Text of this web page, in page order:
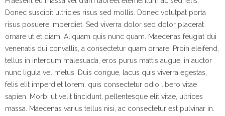
Donec suscipit ultricies risus sed mollis. Donec volutpat porta
risus posuere imperdiet. Sed viverra dolor sed dolor placerat
ornare ut et diam. Aliquam quis nunc quam. Maecenas feugiat dui
venenatis dui convallis, a consectetur quam ornare. Proin eleifend,
tellus in interdum malesuada, eros purus mattis augue, in auctor
nunc ligula vel metus. Duis congue, lacus quis viverra egestas,
felis elit imperdiet lorem, quis consectetur odio libero vitae
sapien. Morbi ut velit tincidunt, pellentesque elit vitae, ultrices
massa. Maecenas varius tellus nisi, ac consectetur est pulvinar in.